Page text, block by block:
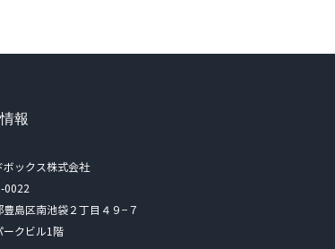
報
ボックス株式会社
0022
豊島区南池袋２丁目４９−７
ークビル1階